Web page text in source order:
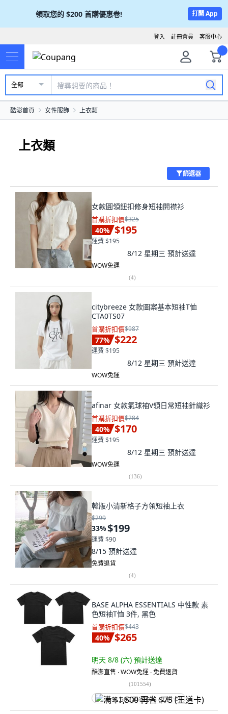
領取您的 $200 首購優惠卷! 打開 App
客服中心
註冊會員
登入
全部
酷澎首頁 女性服飾 上衣類
上衣類
篩選器
女款圓領鈕扣修身短袖開襟衫
首購折扣價$325
40% $195
運費 $195
8/12 星期三 預計送達
WOW免運
(4)
citybreeze 女款圖案基本短袖T恤
CTA0TS07
首購折扣價$987
77% $222
運費 $195
8/12 星期三 預計送達
WOW免運
afinar 女款氣球袖V領日常短袖針織衫
首購折扣價$284
40% $170
運費 $195
8/12 星期三 預計送達
WOW免運
(136)
韓版小清新格子方領短袖上衣
$299
33%$199
運費 $90
8/15 預計送達
免費退貨
(4)
BASE ALPHA ESSENTIALS 中性款 素
色短袖T恤 3件, 黑色
首購折扣價$443
40% $265
明天 8/8 (六) 預計送達
酷澎直售 ∙ WOW免運 ∙ 免費退貨
(101554)
满 $1,500 再省 $75 (王道卡)